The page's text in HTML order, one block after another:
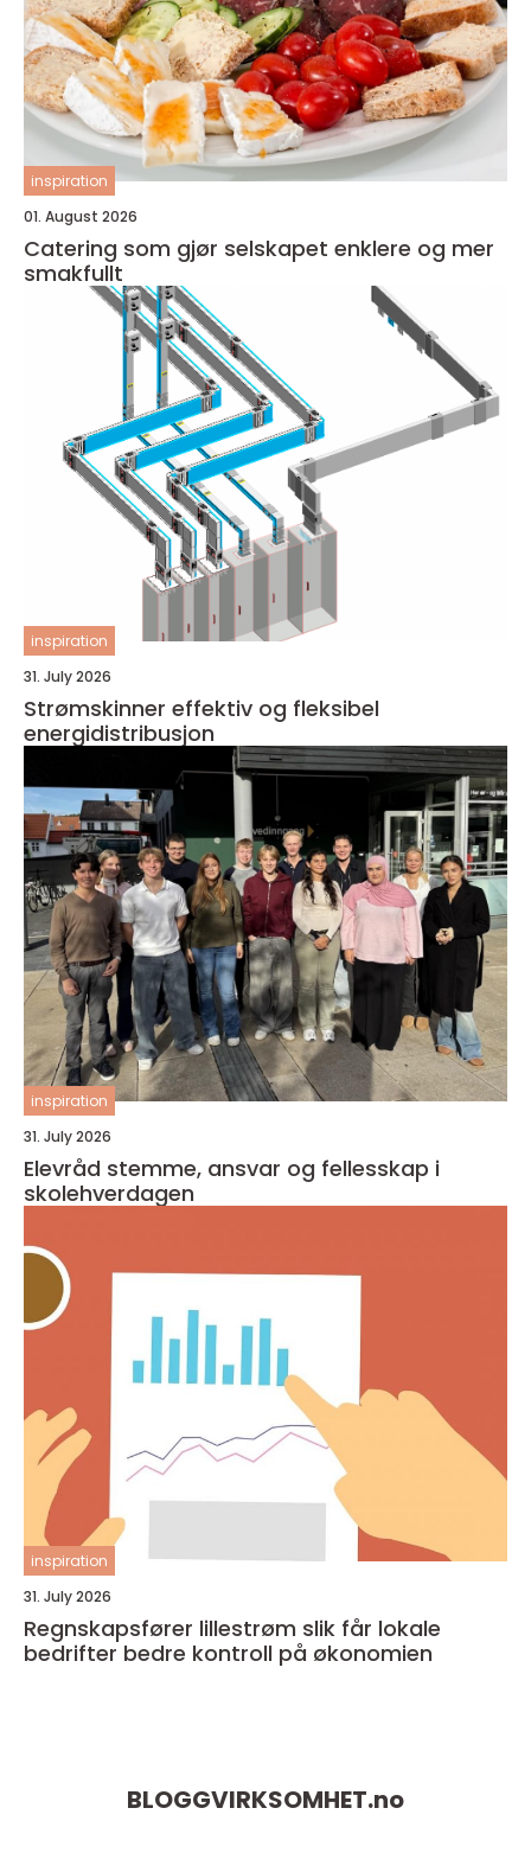
inspiration
01. August 2026
Catering som gjør selskapet enklere og mer
smakfullt
inspiration
31. July 2026
Strømskinner effektiv og fleksibel
energidistribusjon
inspiration
31. July 2026
Elevråd stemme, ansvar og fellesskap i
skolehverdagen
inspiration
31. July 2026
Regnskapsfører lillestrøm slik får lokale
bedrifter bedre kontroll på økonomien
BLOGGVIRKSOMHET.no